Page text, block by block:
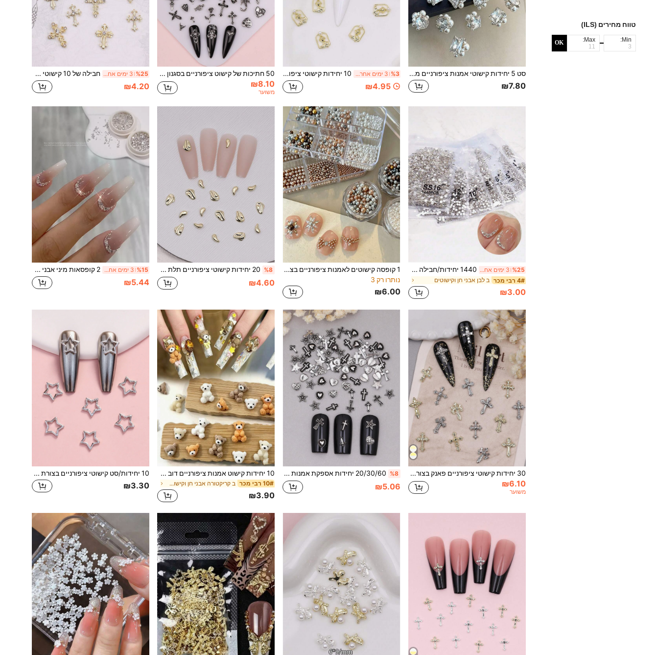
טווח מחירים (ILS)
Min:
Max:
OK
סט 5 יחידות קישוטי אמנות ציפורניים מקוביק זירקוניה, פנינים וריינסטון, אבני ציפורניים תלת-ממדיות מבריקות יוקרתיות בצורת אובל, תכשיטי ציפורניים, אביזרי אמנות ציפורניים, קסמי ציפורניים
₪7.80
%3 3 ימים אחרונים 10 יחידות קישוטי ציפורניים מסגסוגת מתכת, ורד מעודן עם עיטורי פנינים, ציוד לציור ציפורניים
₪4.95
50 חתיכות של קישוט ציפורניים בסגנון רטרו גותי, תכשיטי מתכת בצורת גולגולת צלב אביזרי ציפורניים עשה זאת בעצמך אביזרי ציפורניים ציוד לציפורניים ציפורניים קמעות ציפורניים אבני חן לציפורניים
₪8.10
משוער
%25 3 ימים אחרונים חבילה של 10 קישוטי ציפורניים בצורת צלב זהב בסגנון מטאלי, נצנצים מתכתיים, אבני חן, קישוטי ציפורניים מלאכותיות, אביזרים לנשים ובנות, ציוד לציפורניים, אביזרי ציפורניים עשה זאת בעצמך, ציפורניים, קמעות ציפורניים, אבני חן לציפורניים
₪4.20
%25 3 ימים אחרונים 1440 יחידות/חבילה אבני זכוכית נצנצים עם תחתית שטוחה, עיטורי אמנות ציפורניים מזכוכית קריסטל לבנה עגולה שטוחה, מדבקות ציפורניים אקריליות לציפורניים קצרות DIY, קישוט לציפורניים מלאכותיות להדבקה, ציוד לאמנות ציפורניים, אבני ציפורניים, תליוני ציפורניים
4# רבי מכר ב לבן אבני חן וקישוטים
₪3.00
1 קופסה קישוטים לאמנות ציפורניים בצבעי מאיירד לסתיו/חורף, פנינה מבריקה רב-שימושית, קופסה גדולה וקטנה של תכשיטי ציפורניים תלת-ממדיים, מדבקות ציפורניים, ציוד למניקור
נותרו רק 3
₪6.00
%8 20 יחידות קישוטי ציפורניים תלת מימדיים בסגנון שעועית זהב גיאומטרית בסגנון Y2K, אביזרי ציפורניים, ציוד לציפורניים, אביזרי ציפורניים עשה זאת בעצמך. קישוטי ציפורניים לציפורניים, אבני חן לציפורניים
₪4.60
%15 3 ימים אחרונים 2 קופסאות מיני אבני חן מעורבות וחרוזי פלדה וקריסטלים שטוחים לקישוטי ציפורניים עם קופסת אחסון קישוטי ציפורניים עשה זאת בעצמך, אבני חן לציפורניים, ציוד לציפורניים
₪5.44
30 יחידות קישוטי ציפורניים פאנק בצורת צלב, אביזרי אופנה קולים לבנות, תערובת אקראית של זהב וכסף, ציוד לאמנות ציפורניים, תכשיטי ציפורניים, אבני חן לציפורניים, קסמי ציפורניים
₪6.10
משוער
%8 20/30/60 יחידות אספקת אמנות ציפורניים בסגנון וינטג' צלב, סט עיטורי לב מתכתי Y2K, אביזרי אמנות ציפורניים DIY לסלון פאנק גות' ציפורניים תכשיטי ציפורניים
₪5.06
10 יחידות קישוט אמנות ציפורניים דוב קרם לבן תלת-ממדי חמוד בסגנון קריקטורה, אביזרי ציפורניים לבישים מדובסים תלת-ממדיים משרף, אספקת ציפורניים, קסמי ציפורניים
10# רבי מכר ב קריקטורה אבני חן וקישוטים
₪3.90
10 יחידות/סט קישוטי ציפורניים בצורת כוכב מטאלי פאנק עשה זאת בעצמך, קישוטי ציפורניים אבני חן לציפורניים, ציוד לציפורניים
₪3.30